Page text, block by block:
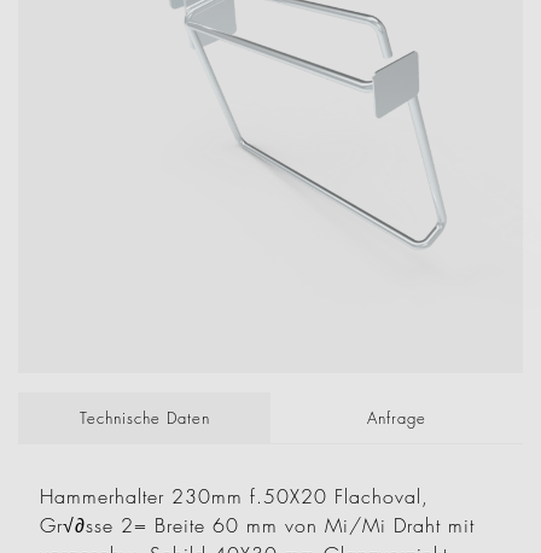
Technische Daten Anfrage
Hammerhalter 230mm f.50X20 Flachoval,
Gr√∂sse 2= Breite 60 mm von Mi/Mi Draht mit